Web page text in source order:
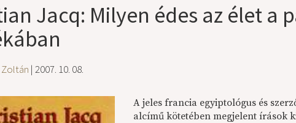
Jacq: Milyen édes az élet a
Zoltán | 2007. 10. 08.
A jeles francia egyiptológus és
alcímű kötetében megjelent írások